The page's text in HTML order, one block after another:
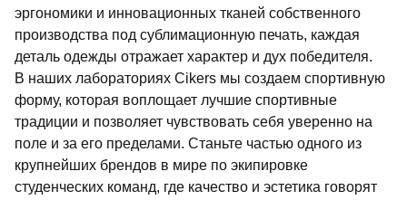
эргономики и инновационных тканей собственного
производства под сублимационную печать, каждая
деталь одежды отражает характер и дух победителя.
В наших лабораториях Cikers мы создаем спортивную
форму, которая воплощает лучшие спортивные
традиции и позволяет чувствовать себя уверенно на
поле и за его пределами. Станьте частью одного из
крупнейших брендов в мире по экипировке
студенческих команд, где качество и эстетика говорят